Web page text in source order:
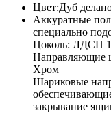
Цвет:Дуб
Аккуратные
специально
Цоколь: ЛДСП
Направляющие
Хром
Шариковые
закрывание